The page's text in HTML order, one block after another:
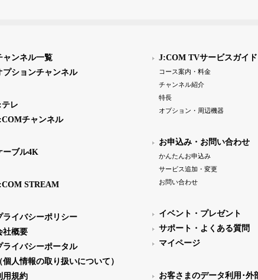
ャンネル一覧
プションチャンネル
レ
チャンネル
ーブル4K
STREAM
ライバシーポリシー
社概要
ライバシーポータル
個人情報の取り扱いについて）
用規約
J:COM TVサービスガイド
コース案内・料金
チャンネル紹介
特長
オプション・周辺機器
お申込み・お問い合わせ
かんたんお申込み
サービス追加・変更
お問い合わせ
イベント・プレゼント
サポート・よくある質問
マイページ
お客さまのデータ利用･外